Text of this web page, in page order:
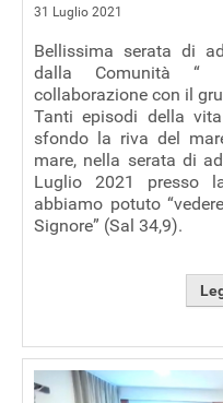
31 Luglio 2021
Bellissima serata di
dalla Comunità “
collaborazione con il
Tanti episodi della
sfondo la riva del
mare, nella serata di
Luglio 2021 presso
abbiamo potuto
Signore” (Sal 34,9).